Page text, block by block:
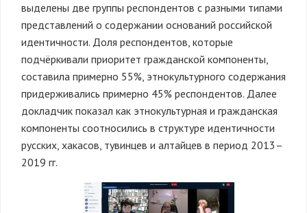
выделены две группы респондентов с разными типами
представлений о содержании оснований российской
идентичности. Доля респондентов, которые
подчёркивали приоритет гражданской компоненты,
составила примерно 55%, этнокультурного содержания
придерживались примерно 45% респондентов. Далее
докладчик показал как этнокультурная и гражданская
компоненты соотносились в структуре идентичности
русских, хакасов, тувинцев и алтайцев в период 2013–
2019 гг.